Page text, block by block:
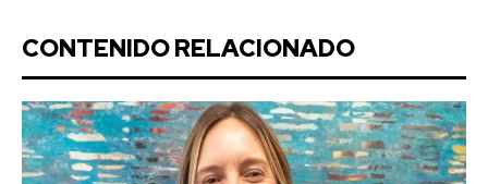
CONTENIDO RELACIONADO